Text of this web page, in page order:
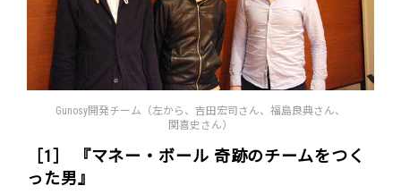
Gunosy開発チーム（左から、吉田宏司さん、福島良典さん、
関喜史さん）
［1］ 『マネー・ボール 奇跡のチームをつく
った男』